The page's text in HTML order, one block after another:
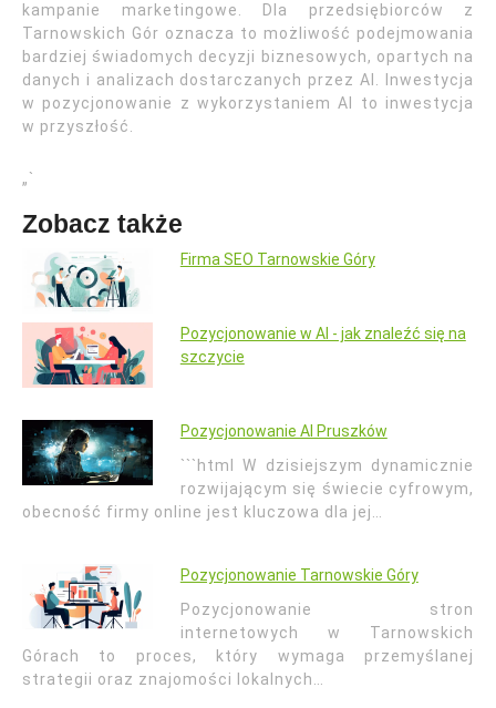
kampanie marketingowe. Dla przedsiębiorców z
Tarnowskich Gór oznacza to możliwość podejmowania
bardziej świadomych decyzji biznesowych, opartych na
danych i analizach dostarczanych przez AI. Inwestycja
w pozycjonowanie z wykorzystaniem AI to inwestycja
w przyszłość.
„`
Zobacz także
Firma SEO Tarnowskie Góry
Pozycjonowanie w AI - jak znaleźć się na
szczycie
Pozycjonowanie AI Pruszków
```html W dzisiejszym dynamicznie
rozwijającym się świecie cyfrowym,
obecność firmy online jest kluczowa dla jej…
Pozycjonowanie Tarnowskie Góry
Pozycjonowanie stron
internetowych w Tarnowskich
Górach to proces, który wymaga przemyślanej
strategii oraz znajomości lokalnych…